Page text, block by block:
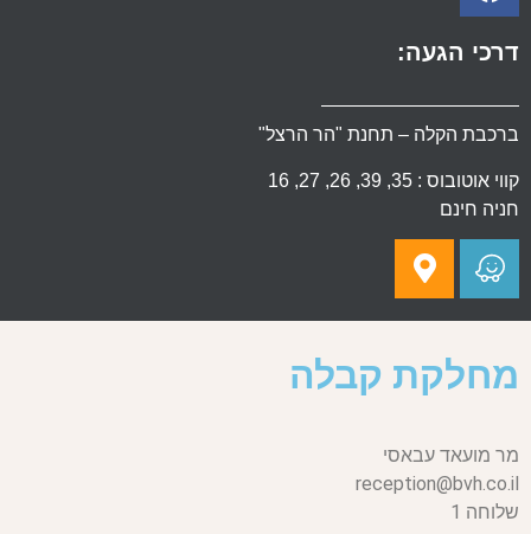
דרכי הגעה:
ברכבת הקלה – תחנת "הר הרצל"
קווי אוטובוס : 35, 39, 26, 27, 16
חניה חינם
מחלקת קבלה
מר מועאד עבאסי
reception@bvh.co.il
שלוחה 1